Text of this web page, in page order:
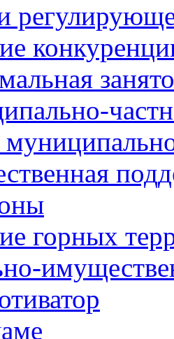
горных